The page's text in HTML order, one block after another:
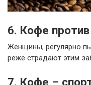
6. Кофе
Женщины, регулярно
реже страдают этим
7. Кофе –